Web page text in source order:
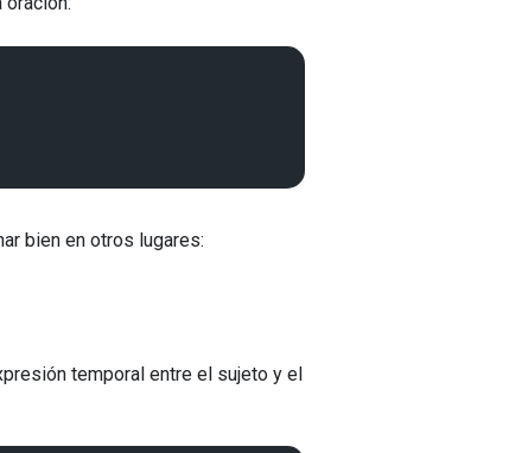
bien en otros lugares:
temporal entre el sujeto y el